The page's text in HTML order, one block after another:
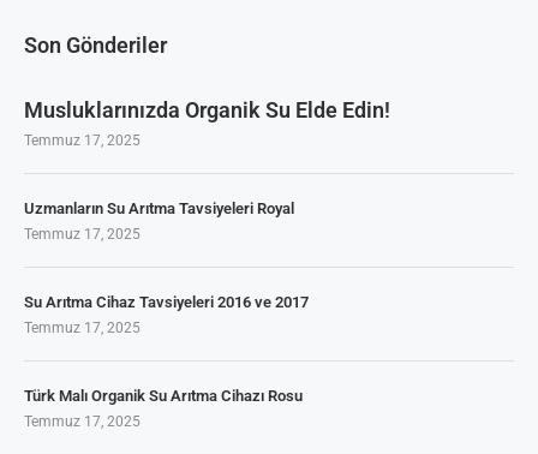
Son Gönderiler
Musluklarınızda Organik Su Elde Edin!
Temmuz 17, 2025
Uzmanların Su Arıtma Tavsiyeleri Royal
Temmuz 17, 2025
Su Arıtma Cihaz Tavsiyeleri 2016 ve 2017
Temmuz 17, 2025
Türk Malı Organik Su Arıtma Cihazı Rosu
Temmuz 17, 2025